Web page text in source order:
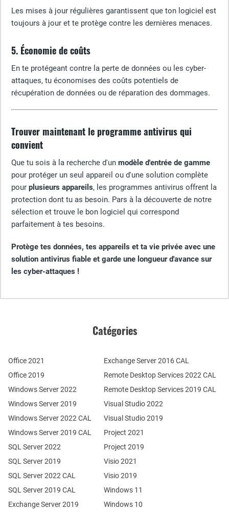
Les mises à jour régulières garantissent que ton logiciel est
toujours à jour et te protège contre les dernières menaces.
5. Économie de coûts
En te protégeant contre la perte de données ou les cyber-
attaques, tu économises des coûts potentiels de
récupération de données ou de réparation des dommages.
Trouver maintenant le programme antivirus qui
convient
Que tu sois à la recherche d'un modèle d'entrée de gamme
pour protéger un seul appareil ou d'une solution complète
pour plusieurs appareils, les programmes antivirus offrent la
protection dont tu as besoin. Pars à la découverte de notre
sélection et trouve le bon logiciel qui correspond
parfaitement à tes besoins.
Protège tes données, tes appareils et ta vie privée avec une
solution antivirus fiable et garde une longueur d'avance sur
les cyber-attaques !
Catégories
Office 2021
Office 2019
Windows Server 2022
Windows Server 2019
Exchange Server 2019
SQL Server 2022
SQL Server 2019
Windows Server 2022 CAL
Windows Server 2019 CAL
SQL Server 2022 CAL
SQL Server 2019 CAL
Remote Desktop Services 2022 CAL
Remote Desktop Services 2019 CAL
Exchange Server 2016 CAL
Visual Studio 2022
Visual Studio 2019
Project 2021
Project 2019
Visio 2021
Visio 2019
Windows 11
Windows 10